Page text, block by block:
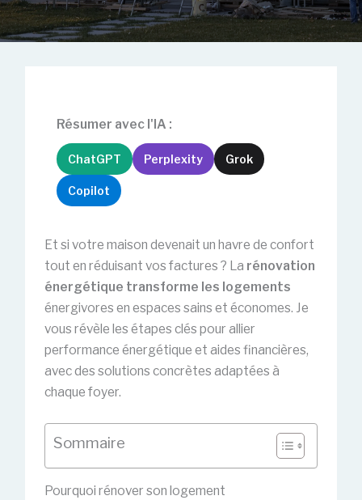
Résumer avec l'IA :
ChatGPT Perplexity Grok
Copilot
Et si votre maison devenait un havre de confort
tout en réduisant vos factures ? La rénovation
énergétique transforme les logements
énergivores en espaces sains et économes. Je
vous révèle les étapes clés pour allier
performance énergétique et aides financières,
avec des solutions concrètes adaptées à
chaque foyer.
Sommaire
Pourquoi rénover son logement